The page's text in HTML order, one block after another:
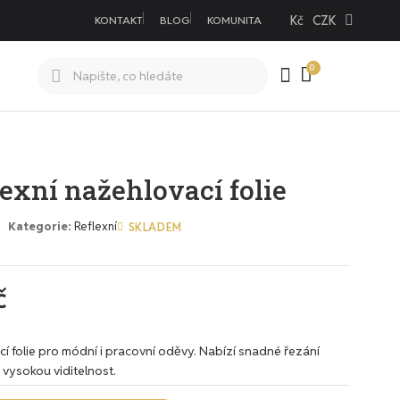
KONTAKT BLOG KOMUNITA Kč CZK
nažehlovací folie
Kategorie Reflexní SKLADEM
folie pro módní i pracovní oděvy. Nabízí snadné řezání
viditelnost.